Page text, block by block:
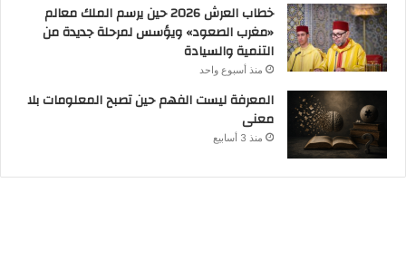
خطاب العرش 2026 حين يرسم الملك معالم
«مغرب الصعود» ويؤسس لمرحلة جديدة من
التنمية والسيادة
منذ أسبوع واحد
المعرفة ليست الفهم حين تصبح المعلومات بلا
معنى
منذ 3 أسابيع